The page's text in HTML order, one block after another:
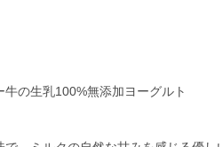
牛の生乳100%無添加ヨーグルト